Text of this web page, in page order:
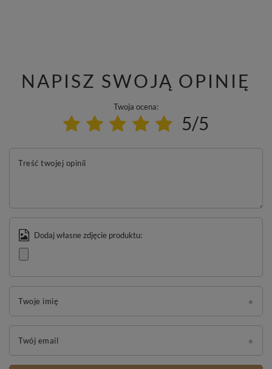
NAPISZ SWOJĄ OPINIĘ
Twoja ocena:
5/5
Treść twojej opinii
Dodaj własne zdjęcie produktu:
Twoje imię
Twój email